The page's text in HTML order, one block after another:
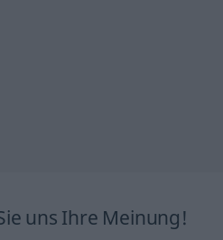
uns Ihre Meinung!